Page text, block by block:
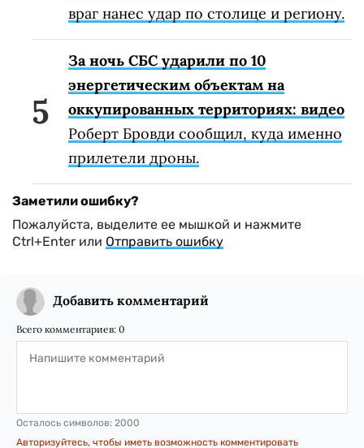
враг нанес удар по столице и региону.
За ночь СБС ударили по 10
энергетическим объектам на
оккупированных территориях: видео
Роберт Бровди сообщил, куда именно
прилетели дроны.
Заметили ошибку?
Пожалуйста, выделите ее мышкой и нажмите
Ctrl+Enter или Отправить ошибку
Добавить комментарий
Всего комментариев: 0
Осталось символов: 2000
Авторизуйтесь, чтобы иметь возможность комментировать